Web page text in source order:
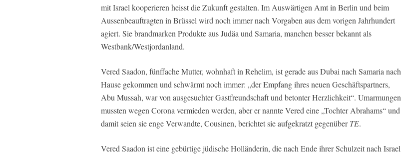
mit Israel kooperieren heisst die Zukunft gestalten. Im Auswärtigen Amt in Berlin und beim
Aussenbeauftragten in Brüssel wird noch immer nach Vorgaben aus dem vorigen Jahrhundert
agiert. Sie brandmarken Produkte aus Judäa und Samaria, manchen besser bekannt als
Westbank/Westjordanland.
Vered Saadon, fünffache Mutter, wohnhaft in Rehelim, ist gerade aus Dubai nach Samaria nach
Hause gekommen und schwärmt noch immer: „der Empfang ihres neuen Geschäftspartners,
Abu Mussah, war von ausgesuchter Gastfreundschaft und betonter Herzlichkeit“. Umarmungen
mussten wegen Corona vermieden werden, aber er nannte Vered eine „Tochter Abrahams“ und
damit seien sie enge Verwandte, Cousinen, berichtet sie aufgekratzt gegenüberTE.
Vered Saadon ist eine gebürtige jüdische Holländerin, die nach Ende ihrer Schulzeit nach Israel